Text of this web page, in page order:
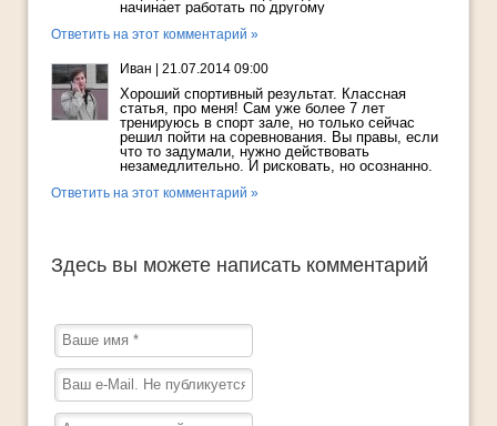
начинает работать по другому
Ответить на этот комментарий »
Иван | 21.07.2014 09:00
Хороший спортивный результат. Классная
статья, про меня! Сам уже более 7 лет
тренируюсь в спорт зале, но только сейчас
решил пойти на соревнования. Вы правы, если
что то задумали, нужно действовать
незамедлительно. И рисковать, но осознанно.
Ответить на этот комментарий »
Здесь вы можете написать комментарий